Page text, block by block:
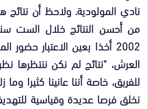
نادي المولودية. ولاحظ أن
من أحسن النتائج خلال الست
2002 أخذا بعين الاعتبار
العرش، "نتائج لم نكن ننتظرها
للفريق، خاصة أننا عانينا كثيرا وما
نخلق فرصا عديدة وقياسية